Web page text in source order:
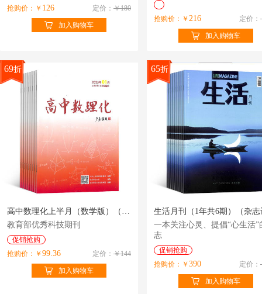
抢购价：￥ 126 定价： ￥180
加入购物车
抢购价：￥ 216 定价：
加入购物车
69折
高中数理化上半月（数学版）（1年共12期）（杂志订阅）
教育部优秀科技期刊
促销抢购
抢购价：￥ 99.36 定价： ￥144
加入购物车
65折
一本关注心灵、提倡“心生活”
志
促销抢购
抢购价：￥ 390 定价：
加入购物车